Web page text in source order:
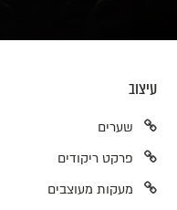
עיצוב
שערים
פרקט ריקודים
מעקות מעוצבים